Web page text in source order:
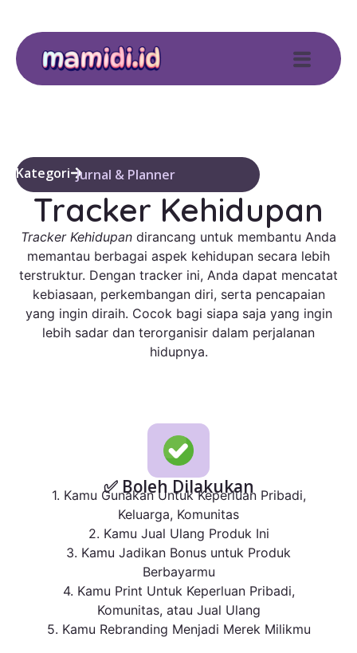
Kategori Jurnal & Planner
Tracker Kehidupan
Tracker Kehidupan dirancang untuk membantu Anda
memantau berbagai aspek kehidupan secara lebih
terstruktur. Dengan tracker ini, Anda dapat mencatat
kebiasaan, perkembangan diri, serta pencapaian
yang ingin diraih. Cocok bagi siapa saja yang ingin
lebih sadar dan terorganisir dalam perjalanan
hidupnya.
✅ Boleh Dilakukan
1. Kamu Gunakan Untuk Keperluan Pribadi,
Keluarga, Komunitas
2. Kamu Jual Ulang Produk Ini
3. Kamu Jadikan Bonus untuk Produk
Berbayarmu
4. Kamu Print Untuk Keperluan Pribadi,
Komunitas, atau Jual Ulang
5. Kamu Rebranding Menjadi Merek Milikmu